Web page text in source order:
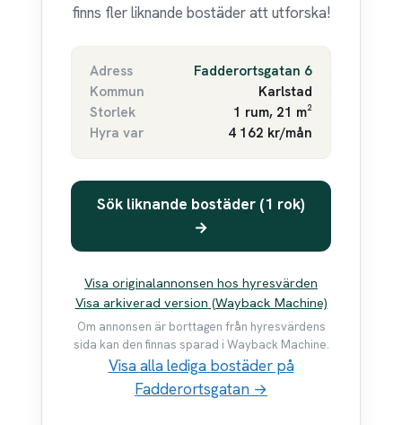
finns fler liknande bostäder att utforska!
Adress
Fadderortsgatan 6
Kommun
Karlstad
Storlek
1 rum, 21 m²
Hyra var
4 162 kr/mån
Sök liknande bostäder (1 rok)
→
Visa originalannonsen hos hyresvärden
Visa arkiverad version (Wayback Machine)
Om annonsen är borttagen från hyresvärdens
sida kan den finnas sparad i Wayback Machine.
Visa alla lediga bostäder på
Fadderortsgatan →